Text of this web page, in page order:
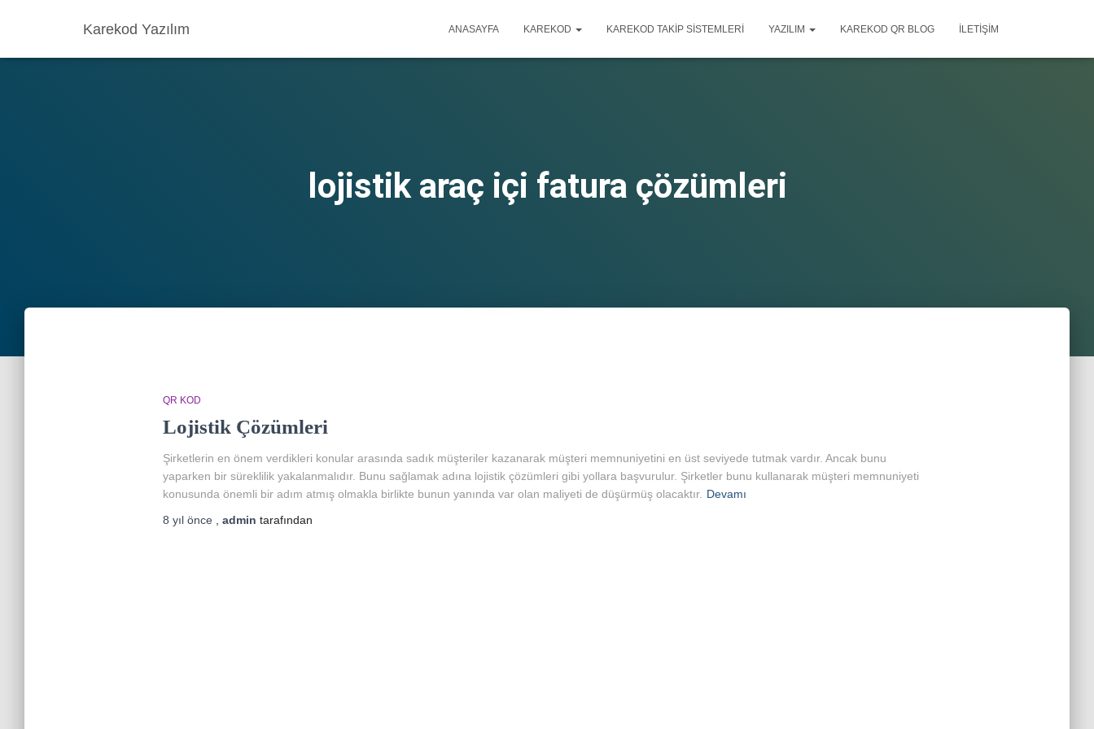
Karekod Yazılım ANASAYFA KAREKOD KAREKOD TAKIP SISTEMLERI YAZILIM KAREKOD QR BLOG İLETIŞIM
lojistik araç içi fatura çözümleri
QR KOD
Lojistik Çözümleri
Şirketlerin en önem verdikleri konular arasında sadık müşteriler kazanarak müşteri memnuniyetini en üst seviyede tutmak vardır. Ancak bunu
yaparken bir süreklilik yakalanmalıdır. Bunu sağlamak adına lojistik çözümleri gibi yollara başvurulur. Şirketler bunu kullanarak müşteri memnuniyeti
konusunda önemli bir adım atmış olmakla birlikte bunun yanında var olan maliyeti de düşürmüş olacaktır. Devamı
8 yılönce admin tarafından